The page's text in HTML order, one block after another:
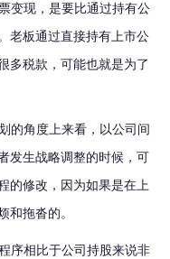
变现，是要比通过持有公
老板通过直接持有上市公
多税款，可能也就是为了
的角度上来看，以公司间
发生战略调整的时候，可
的修改，因为如果是在上
和拖沓的。
序相比于公司持股来说非